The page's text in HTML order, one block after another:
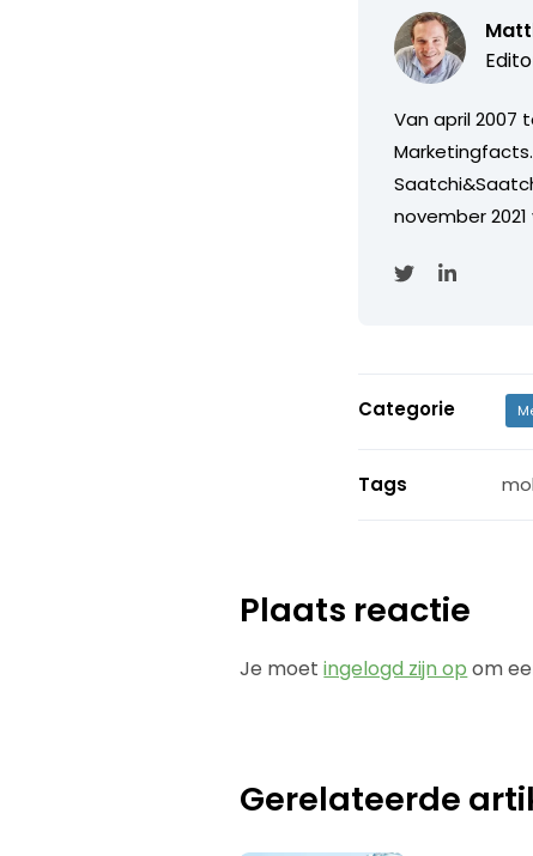
Van april 2007
november
Categorie
Tags
Plaats reactie
Je moetingelogd zijn op om
Gerelateerde